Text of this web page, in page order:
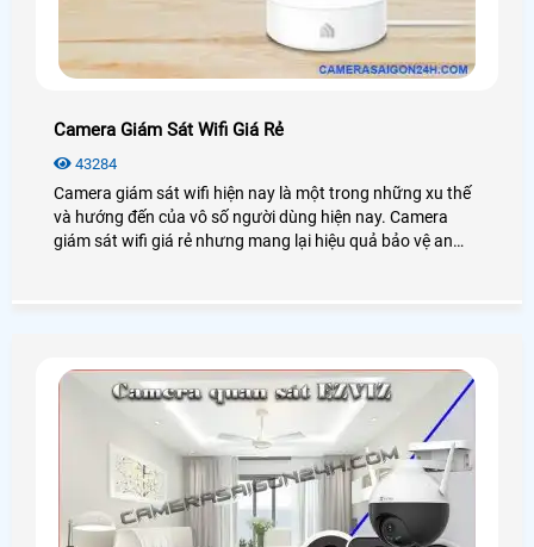
Camera Giám Sát Wifi Giá Rẻ
43284
Camera giám sát wifi hiện nay là một trong những xu thế
và hướng đến của vô số người dùng hiện nay. Camera
giám sát wifi giá rẻ nhưng mang lại hiệu quả bảo vệ an